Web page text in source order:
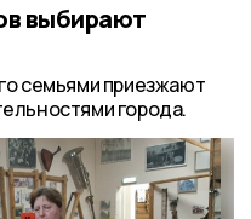
выбирают
семьями приезжают
города.